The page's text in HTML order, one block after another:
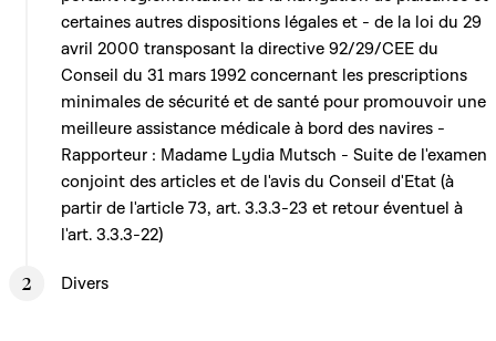
certaines autres dispositions légales et - de la loi du 29
avril 2000 transposant la directive 92/29/CEE du
Conseil du 31 mars 1992 concernant les prescriptions
minimales de sécurité et de santé pour promouvoir une
meilleure assistance médicale à bord des navires -
Rapporteur : Madame Lydia Mutsch - Suite de l'examen
conjoint des articles et de l'avis du Conseil d'Etat (à
partir de l'article 73, art. 3.3.3-23 et retour éventuel à
l'art. 3.3.3-22)
Divers